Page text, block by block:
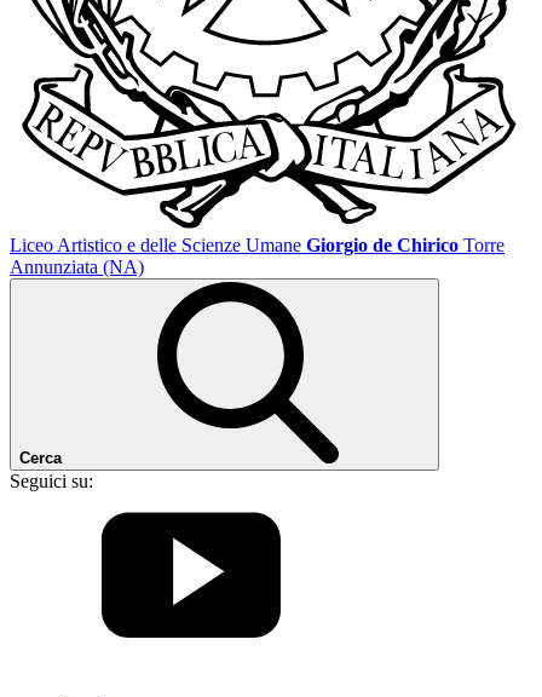
Liceo Artistico e delle Scienze Umane Giorgio de Chirico Torre
Annunziata (NA)
Cerca
Seguici su: